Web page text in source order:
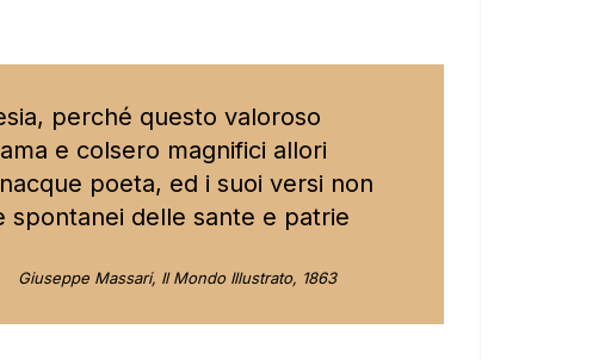
perché questo valoroso
e colsero magnifici allori
poeta, ed i suoi versi non
spontanei delle sante e patrie
Giuseppe Massari, Il Mondo Illustrato, 1863